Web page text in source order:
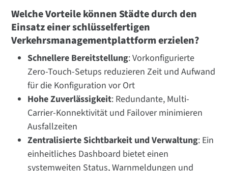
Welche Vorteile können Städte durch den
Einsatz einer schlüsselfertigen
Verkehrsmanagementplattform erzielen?
Schnellere Bereitstellung: Vorkonfigurierte
Zero-Touch-Setups reduzieren Zeit und Aufwand
für die Konfiguration vor Ort
Hohe Zuverlässigkeit: Redundante, Multi-
Carrier-Konnektivität und Failover minimieren
Ausfallzeiten
Zentralisierte Sichtbarkeit und Verwaltung: Ein
einheitliches Dashboard bietet einen
systemweiten Status, Warnmeldungen und